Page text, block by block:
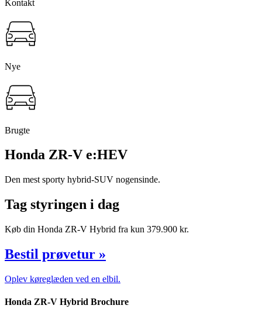
Kontakt
Nye
Brugte
Honda ZR-V e:HEV
Den mest sporty hybrid-SUV nogensinde.
Tag styringen i dag
Køb din Honda ZR-V Hybrid fra kun 379.900 kr.
Bestil prøvetur »
Oplev køreglæden ved en elbil.
Honda ZR-V Hybrid Brochure